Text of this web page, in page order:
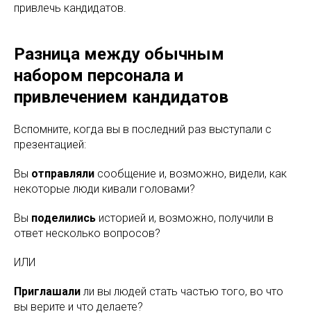
привлечь кандидатов.
Разница между обычным
набором персонала и
привлечением кандидатов
Вспомните, когда вы в последний раз выступали с
презентацией:
Вы отправляли сообщение и, возможно, видели, как
некоторые люди кивали головами?
Вы поделились историей и, возможно, получили в
ответ несколько вопросов?
ИЛИ
Приглашали ли вы людей стать частью того, во что
вы верите и что делаете?